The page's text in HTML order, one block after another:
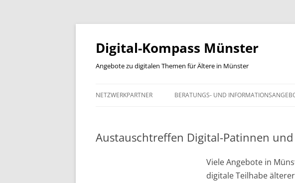
Zum
springen
Digital-Kompass Münster
Angebote zu digitalen Themen für Ältere in Münster
NETZWERKPARTNER BERATUNGS- UND
Austauschtreffen Digital-Patinnen
Viele Angebote in
digitale Teilhabe